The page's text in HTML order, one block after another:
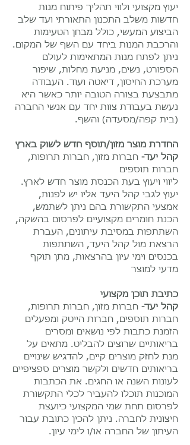
יעוץ מקצועי ולווי תהליך פיתוח מנות
חדשות משלב התכנון התאורתי ועד שלב
הביצוע המעשי, כולל מבחן הטעימות
והרכבת המנות ביחד עם השף של המקום.
ניתן לפתח מנות המתאימות לעולם
הספורט, נשים, מניעת מחלות, שיפור
מערכת החיסון, דיאטה ועוד. העבודה
מתבצעת בצורה הטובה יותר כאשר היא
נעשת בעבודת צוות יחד עם אנשי החברה
(בית קפה/מסעדה) והשף. ​
החדרת מוצר מזון/תוסף חדש לשוק בארץ
קהל יעד- חברות מזון, חברות תרופות,
חברות תוספים
ליווי ויעוץ בעת הכנסת מוצר חדש לארץ.
יעוץ לגבי קהל היעד אליו יש לפנות,
אמצעי התקשורת בהם ניתן לשתמש,
הכנת חומרים מקצועיים לפרסום בהשקה,
השתתפות במסיבת עיתונים, העברת
הרצאת מול קהל היעד, השתתפות
בכנסים וימי עיון בהרצאות, מתן תוקף
מדעי למוצר
כתיבת תוכן מקצועי
קהל יעד- חברות מזון, חברות תרופות,
חברות תוספים, חברות הייטק ומפעלים
הזמנת כתבות לפי נושאים ומסרים
בריאותיים שרוצים להבליט. מתאים על
מנת לחזק מוצרים קיים, להדגיש שינויים
בריאותים חדשים ולקשר מוצרים ספציפיים
לעונות השנה או החגים. את הכתבות
המוכנות תוכלו להעביר לכלי התקשורת
לפרסום תחת שמי המקצועי כיועצת
חיצונית לחברה. ניתן להכין כתובת עבור
העיתון של החברה או/ו לימי עיון.